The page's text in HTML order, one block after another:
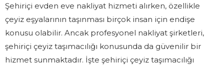
Şehiriçi evden eve nakliyat hizmeti alırken, özellikle
çeyiz eşyalarının taşınması birçok insan için endişe
konusu olabilir. Ancak profesyonel nakliyat şirketleri,
şehiriçi çeyiz taşımacılığı konusunda da güvenilir bir
hizmet sunmaktadır. İşte şehiriçi çeyiz taşımacılığı